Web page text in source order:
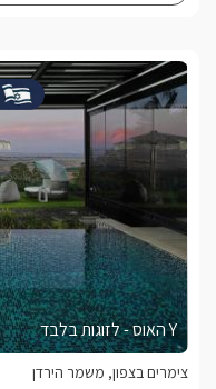
Y האוס - לזוגות בלבד
צימרים בצפון, משמר הירדן